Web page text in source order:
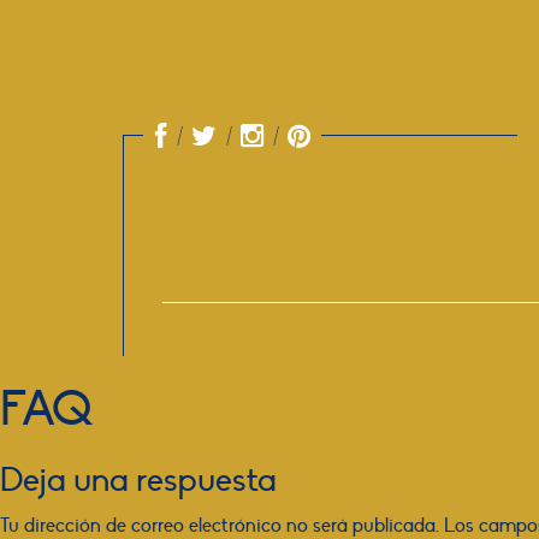
FAQ
Deja una respuesta
Tu dirección de correo electrónico no será publicada. Los